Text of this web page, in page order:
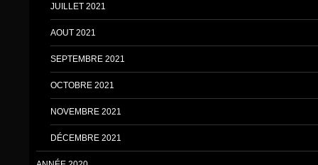
JUILLET 2021
AOUT 2021
SEPTEMBRE 2021
OCTOBRE 2021
NOVEMBRE 2021
DÉCEMBRE 2021